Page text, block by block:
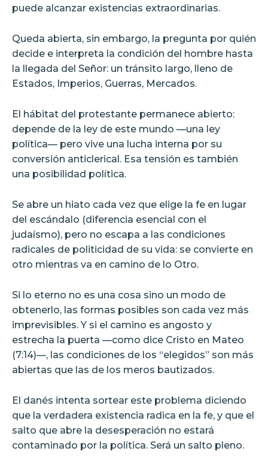
puede alcanzar existencias extraordinarias.
Queda abierta, sin embargo, la pregunta por quién
decide e interpreta la condición del hombre hasta
la llegada del Señor: un tránsito largo, lleno de
Estados, Imperios, Guerras, Mercados.
El hábitat del protestante permanece abierto:
depende de la ley de este mundo —una ley
política— pero vive una lucha interna por su
conversión anticlerical. Esa tensión es también
una posibilidad política.
Se abre un hiato cada vez que elige la fe en lugar
del escándalo (diferencia esencial con el
judaísmo), pero no escapa a las condiciones
radicales de politicidad de su vida: se convierte en
otro mientras va en camino de lo Otro.
Si lo eterno no es una cosa sino un modo de
obtenerlo, las formas posibles son cada vez más
imprevisibles. Y si el camino es angosto y
estrecha la puerta —como dice Cristo en Mateo
(7:14)—, las condiciones de los “elegidos” son más
abiertas que las de los meros bautizados.
El danés intenta sortear este problema diciendo
que la verdadera existencia radica en la fe, y que el
salto que abre la desesperación no estará
contaminado por la política. Será un salto pleno.